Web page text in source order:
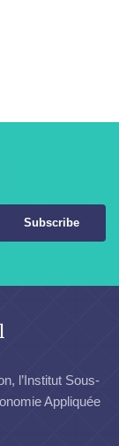
Subscribe
l’Institut Sous-
Appliquée